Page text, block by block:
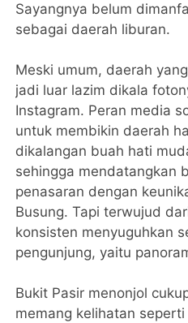
Sayangnya belum
sebagai daerah liburan.
Meski umum, daerah
jadi luar lazim dikala
Instagram. Peran media
untuk membikin daerah
dikalangan buah hati
sehingga mendatangkan
penasaran dengan
Busung. Tapi terwujud
konsisten menyuguhkan
pengunjung, yaitu
Bukit Pasir menonjol
memang kelihatan